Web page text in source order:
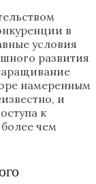
в
условия
развития
намеренным
и
к
чем